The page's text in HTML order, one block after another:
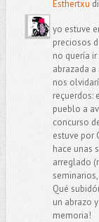
Esthertxu
yo estuve
preciosos
no quería
abrazada
nos
reçuerdos:
pueblo a
concurso
estuve por
hace unas
arreglado
Qué
un abrazo
memoria!